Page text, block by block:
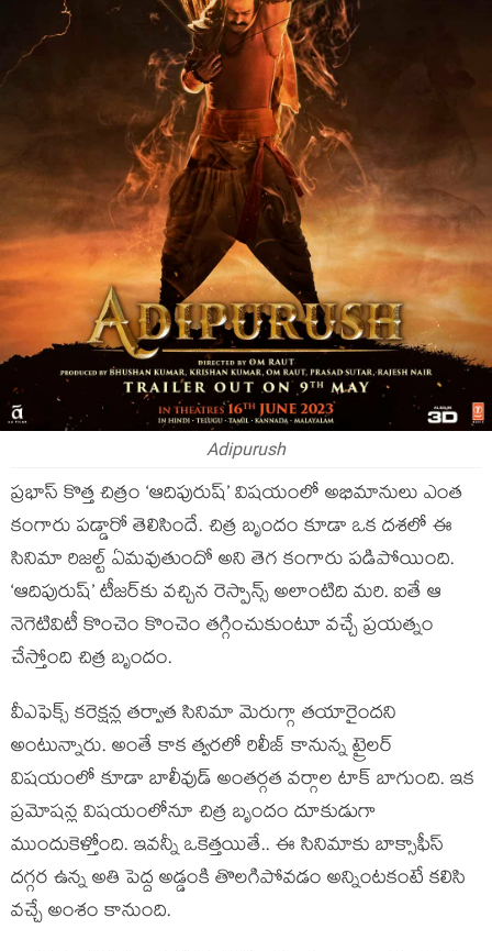
Adipurush
ప్రభాస్ కొత్త చిత్రం ‘ఆదిపురుష్’ విషయంలో అభిమానులు ఎంత
కంగారు పడ్డారో తెలిసిందే. చిత్ర బృందం కూడా ఒక దశలో ఈ
సినిమా రిజల్ట్ ఏమవుతుందో అని తెగ కంగారు పడిపోయింది.
‘ఆదిపురుష్’ టీజర్‌కు వచ్చిన రెస్పాన్స్ అలాంటిది మరి. ఐతే ఆ
నెగెటివిటీ కొంచెం కొంచెం తగ్గించుకుంటూ వచ్చే ప్రయత్నం
చేస్తోంది చిత్ర బృందం.
వీఎఫెక్స్ కరెక్షన్ల తర్వాత సినిమా మెరుగ్గా తయారైందని
అంటున్నారు. అంతే కాక త్వరలో రిలీజ్ కానున్న ట్రైలర్
విషయంలో కూడా బాలీవుడ్ అంతర్గత వర్గాల టాక్ బాగుంది. ఇక
ప్రమోషన్ల విషయంలోనూ చిత్ర బృందం దూకుడుగా
ముందుకెళ్తోంది. ఇవన్నీ ఒకెత్తయితే.. ఈ సినిమాకు బాక్సాఫీస్
దగ్గర ఉన్న అతి పెద్ద అడ్డంకి తొలగిపోవడం అన్నింటకంటే కలిసి
వచ్చే అంశం కానుంది.